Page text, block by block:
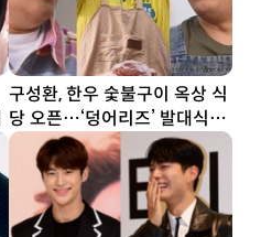
구성환, 한우 숯불구이 옥상 식
당 오픈…‘덩어리즈’ 발대식
(나혼산)